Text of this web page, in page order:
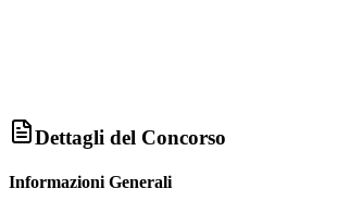
Dettagli del Concorso
Informazioni Generali